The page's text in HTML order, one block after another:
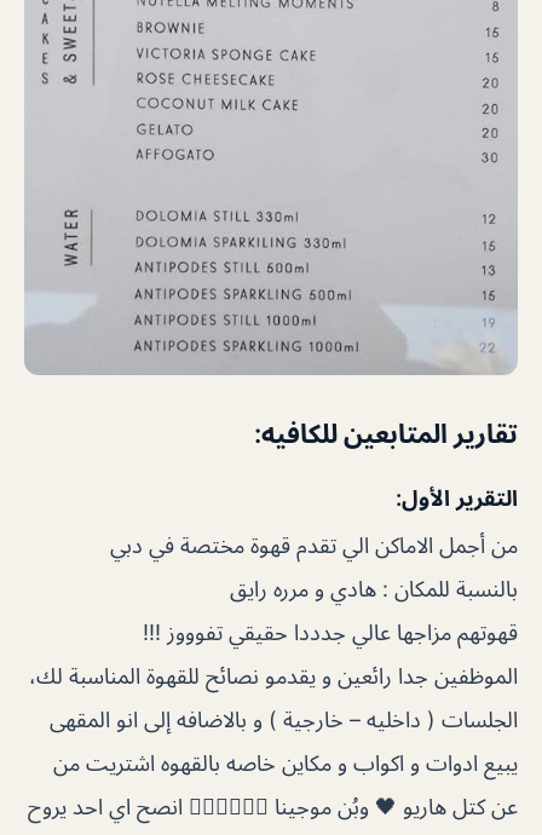
تقارير المتابعين للكافيه:
التقرير الأول:
من أجمل الاماكن الي تقدم قهوة مختصة في دبي
بالنسبة للمكان : هادي و مرره رايق
قهوتهم مزاجها عالي جدددا حقيقي تفوووز !!!
الموظفين جدا رائعين و يقدمو نصائح للقهوة المناسبة لك،
الجلسات ( داخليه – خارجية ) و بالاضافه إلى انو المقهى
يبيع ادوات و اكواب و مكاين خاصه بالقهوه اشتريت من
عن كتل هاريو 🖤 وبُن موجينا 💆🏻‍♀️💆🏻‍♀️ انصح اي احد يروح